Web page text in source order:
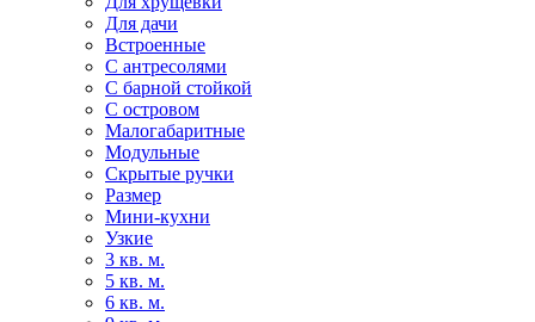
Для дачи
Встроенные
С антресолями
С барной стойкой
С островом
Малогабаритные
Модульные
Скрытые ручки
Размер
Мини-кухни
Узкие
3 кв. м.
5 кв. м.
6 кв. м.